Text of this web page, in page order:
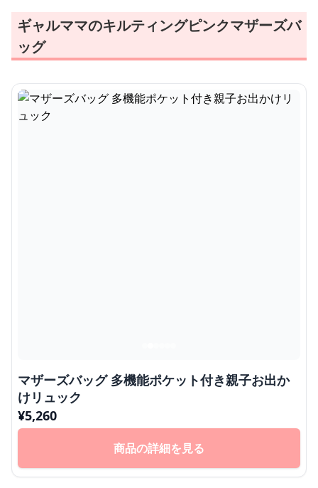
ギャルママのキルティングピンクマザーズバ
ッグ
マザーズバッグ 多機能ポケット付き親子お出か
けリュック
¥5,260
商品の詳細を見る